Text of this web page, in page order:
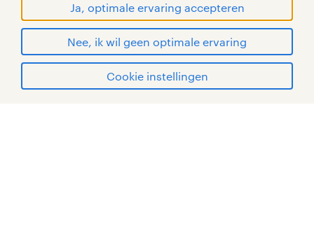
Ja, optimale ervaring accepteren
Nee, ik wil geen optimale ervaring
Cookie instellingen
solliciteren
disclaimer
RANDSTAD, HUMAN FORWARD en SHAPING THE